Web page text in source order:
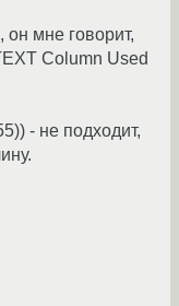
он мне говорит,
Column Used
- не подходит,